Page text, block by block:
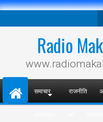
Radio
समाचार राजनीति